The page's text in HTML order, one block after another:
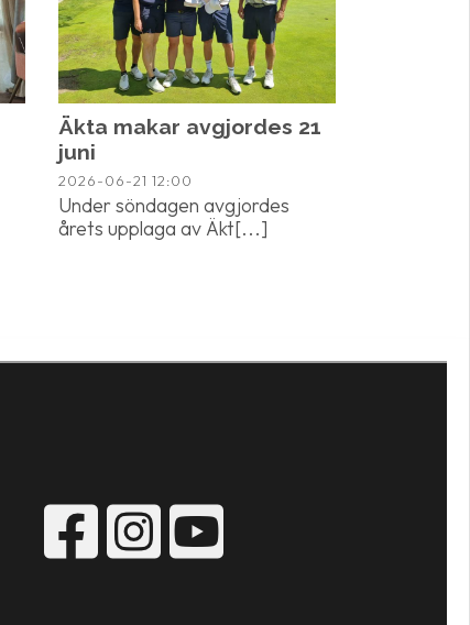
Äkta makar avgjordes 21
juni
2026-06-21 12:00
Under söndagen avgjordes
årets upplaga av Äkt[...]